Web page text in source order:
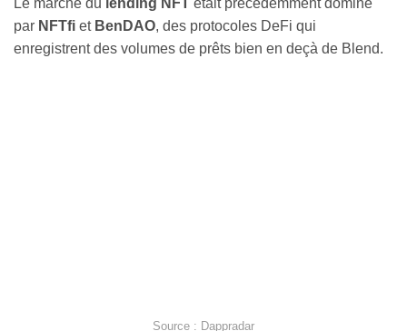
par NFTfi et BenDAO, des protocoles DeFi qui
enregistrent des volumes de prêts bien en deçà de Blend.
Source : Dappradar